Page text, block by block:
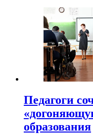
Педагоги
образования